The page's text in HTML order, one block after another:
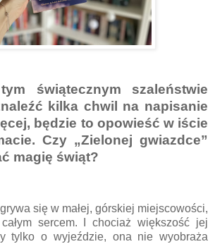
świątecznym szaleństwie
kilka chwil na napisanie
będzie to opowieść w iście
Czy „Zielonej gwiazdce”
magię świąt?
się w małej, górskiej miejscowości,
sercem. I chociaż większość jej
tylko o wyjeździe, ona nie wyobraża